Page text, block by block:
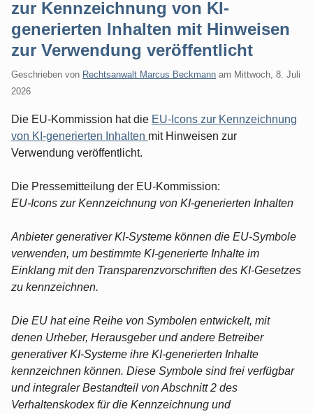
zur Kennzeichnung von KI-
generierten Inhalten mit Hinweisen
zur Verwendung veröffentlicht
Geschrieben von Rechtsanwalt Marcus Beckmann am Mittwoch, 8. Juli
2026
Die EU-Kommission hat die EU-Icons zur Kennzeichnung
von KI-generierten Inhalten mit Hinweisen zur
Verwendung veröffentlicht.
Die Pressemitteilung der EU-Kommission:
EU-Icons zur Kennzeichnung von KI-generierten Inhalten
Anbieter generativer KI-Systeme können die EU-Symbole
verwenden, um bestimmte KI-generierte Inhalte im
Einklang mit den Transparenzvorschriften des KI-Gesetzes
zu kennzeichnen.
Die EU hat eine Reihe von Symbolen entwickelt, mit
denen Urheber, Herausgeber und andere Betreiber
generativer KI-Systeme ihre KI-generierten Inhalte
kennzeichnen können. Diese Symbole sind frei verfügbar
und integraler Bestandteil von Abschnitt 2 des
Verhaltenskodex für die Kennzeichnung und